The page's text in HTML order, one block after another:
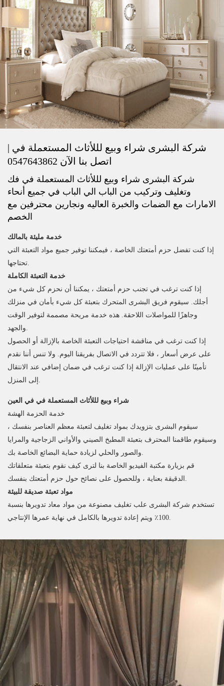
شركة البشرى شراء وبيع لللأثاث المستعملة في |
اتصل بنا الآن 0547643862
شركة البشرى شراء وبيع لللأثاث المستعملة في فك
وتغليف وتركيب من الباب الي الباب في جميع أنحاء
الامارات مع الضمات والخبرة العاليه ونجارين محترفين مع
الخصم
خدمة مليئة بالمالك
إذا كنت تفضل حزم أمتعتك الخاصة ، فيمكننا توفير جميع مواد التعبئة التي
خدمة التعبئة الكاملة
إذا كنت ترغب في تجنب حزم أمتعتك ، يمكننا أن نحزم كل شيء من
أجلك. سيقوم فريق البشرى المتحرك بتعبئة كل شيء بأمان في منزلك
وجاهزًا للمواصلات اللاحقة. هذه خدمة مريحة مصممة لتوفير الوقت
إذا كنت ترغب في مناقشة احتياجات التعبئة الخاصة بالإزالة أو الحصول
على عرض أسعار ، فلا تتردد في الاتصال بفريقنا اليوم. ولا تنس أننا نقدم
تأمينًا على عمليات الإزالة إذا كنت ترغب في ضمان إضافي عند الانتقال
شراء وبيع لللأثاث المستعملة في في العين
خدمة الحزمة الهشة
سيقوم البشرى بتزويدك بمواد تغليف لتعبئة معظم العناصر بنفسك ،
وسيقوم طاقمنا المحترف بتعبئة المطبخ الصيني والأواني الزجاجية والمرايا
قم بزيارة مكتبة الفيديو الخاصة بنا لترى كيف نقوم بتعبئة متعلقاتك
مواد تعبئة صديقة للبيئة
تستخدم شركة البشرى علب تغليف مصنوعة من مواد معاد تدويرها بنسبة